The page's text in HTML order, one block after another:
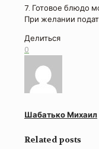
7. Готовое блюдо
При желании
Делиться
0
Шабатько Михаил
Related posts